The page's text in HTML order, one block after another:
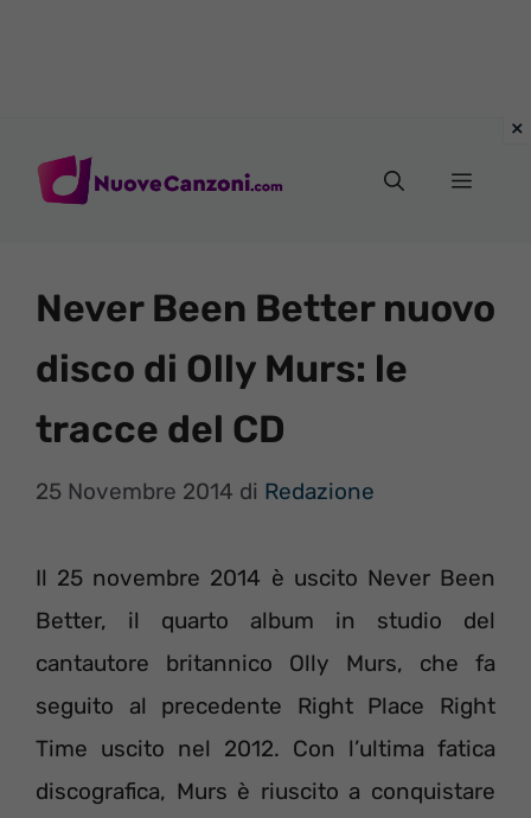
Menu
Never Been Better nuovo
disco di Olly Murs: le
tracce del CD
25 Novembre 2014 di Redazione
Il 25 novembre 2014 è uscito Never Been
Better, il quarto album in studio del
cantautore britannico Olly Murs, che fa
seguito al precedente Right Place Right
Time uscito nel 2012. Con l’ultima fatica
discografica, Murs è riuscito a conquistare